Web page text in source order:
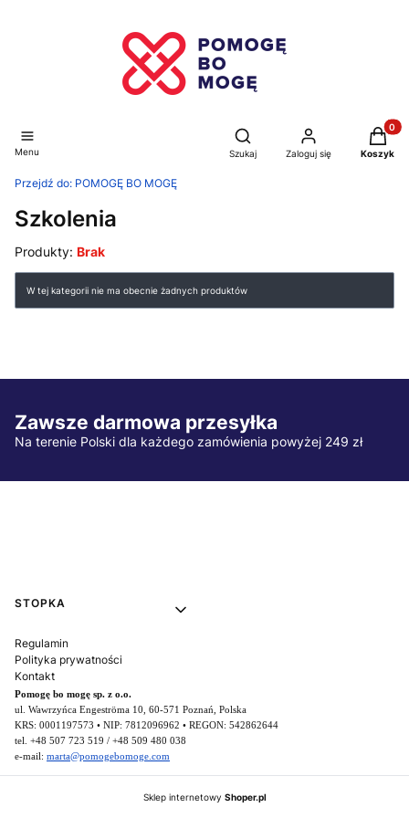
Menu
Otwórz wyszukiwarkę
Szukaj Zaloguj się Koszyk
Przejdź do: POMOGĘ BO MOGĘ
Szkolenia
Produkty: Brak
Lista produktów
W tej kategorii nie ma obecnie żadnych produktów
Zawsze darmowa przesyłka
Na terenie Polski dla każdego zamówienia powyżej 249 zł
Linki w stopce
STOPKA
Regulamin
Polityka prywatności
Kontakt
Pomogę bo mogę sp. z o.o.
ul. Wawrzyńca Engeströma 10, 60-571 Poznań, Polska
KRS: 0001197573 • NIP: 7812096962 • REGON: 542862644
tel. +48 507 723 519 / +48 509 480 038
e-mail: marta@pomogebomoge.com
Sklep internetowy Shoper.pl